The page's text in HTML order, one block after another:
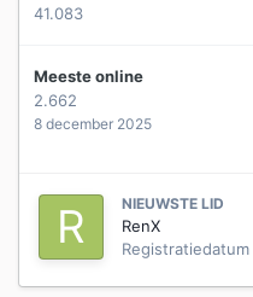
41.083
Meeste online
2.662
8 december 2025
NIEUWSTE LID
RenX
Registratiedatum